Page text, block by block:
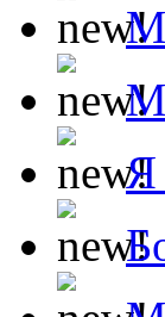
Я